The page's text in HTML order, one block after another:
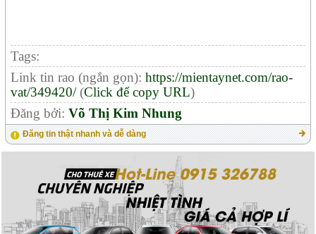
Tags:
Link tin rao (ngắn gọn):https://mientaynet.com/rao-
vat/349420/(Click để copy URL)
Đăng bởi:Võ Thị Kim Nhung
Đăng tin thật nhanh và dễ dàng